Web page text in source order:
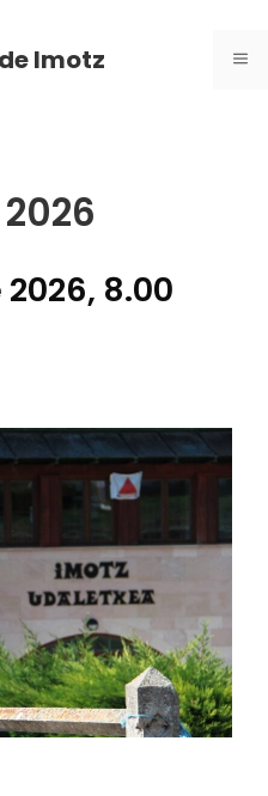
Imotz
8.00